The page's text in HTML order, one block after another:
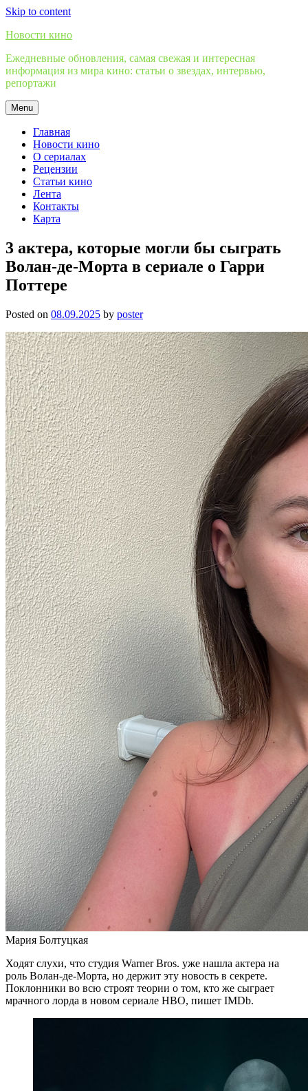
Skip to content
Новости кино
Ежедневные обновления, самая свежая и интересная
информация из мира кино: статьи о звездах, интервью,
репортажи
Menu
Главная
Новости кино
О сериалах
Рецензии
Статьи кино
Лента
Контакты
Карта
3 актера, которые могли бы сыграть
Волан-де-Морта в сериале о Гарри
Поттере
Posted on 08.09.2025 by poster
Мария Болтуцкая
Ходят слухи, что студия Warner Bros. уже нашла актера на
роль Волан-де-Морта, но держит эту новость в секрете.
Поклонники во всю строят теории о том, кто же сыграет
мрачного лорда в новом сериале HBO, пишет IMDb.